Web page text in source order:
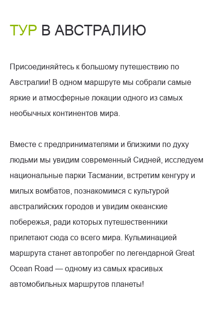
ТУР В АВСТРАЛИЮ
Присоединяйтесь к большому путешествию по
Австралии! В одном маршруте мы собрали самые
яркие и атмосферные локации одного из самых
необычных континентов мира.
Вместе с предпринимателями и близкими по духу
людьми мы увидим современный Сидней, исследуем
национальные парки Тасмании, встретим кенгуру и
милых вомбатов, познакомимся с культурой
австралийских городов и увидим океанские
побережья, ради которых путешественники
прилетают сюда со всего мира. Кульминацией
маршрута станет автопробег по легендарной Great
Ocean Road — одному из самых красивых
автомобильных маршрутов планеты!